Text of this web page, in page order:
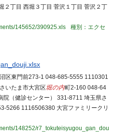
２丁目 西堀３丁目 菅沢１丁目 菅沢２丁
145652/390925.xls
種別：エクセ
区東門前273-1 048-685-5555 1110301
いたま市大宮区堀の内町2-160 048-64
（健診センター） 331-8711 埼玉県さ
5266 1116506380 大宮ファミリークリ
148252/r7_tokuteisyugou_gan_dou